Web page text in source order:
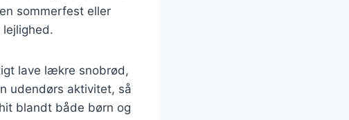
sommerfest eller
lave lækre snobrød,
udendørs aktivitet, så
blandt både børn og